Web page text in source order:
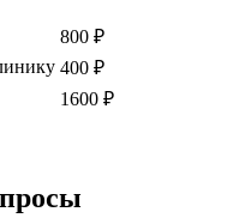
800 ₽
400 ₽
1600 ₽